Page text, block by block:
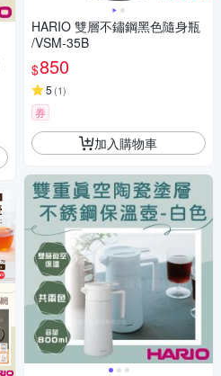
HARIO 雙層不鏽鋼黑色隨身瓶
/VSM-35B
$850
5 (1)
券
加入購物車